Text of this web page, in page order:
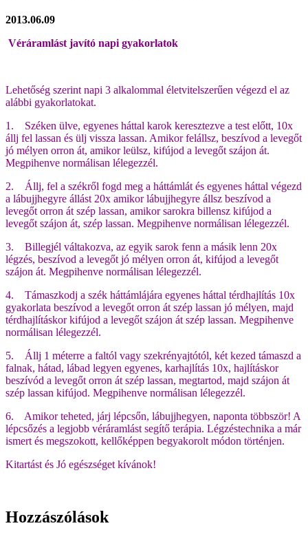
2013.06.09
Véráramlást javító napi gyakorlatok
Lehetőség szerint napi 3 alkalommal életvitelszerűen végezd el az
alábbi gyakorlatokat.
1.
Széken ülve, egyenes háttal karok keresztezve a test előtt, 10x
állj fel lassan és ülj vissza lassan. Amikor felállsz, beszívod a levegőt
jó mélyen orron át, amikor leülsz, kifújod a levegőt szájon át.
Megpihenve normálisan lélegezzél.
2.
Állj, fel a székről fogd meg a háttámlát és egyenes háttal végezd
a lábujjhegyre állást 20x amikor lábujjhegyre állsz beszívod a
levegőt orron át szép lassan, amikor sarokra billensz kifújod a
levegőt szájon át, szép lassan. Megpihenve normálisan lélegezzél.
3.
Billegjél váltakozva, az egyik sarok fenn a másik lenn 20x
légzés, beszívod a levegőt jó mélyen orron át, kifújod a levegőt
szájon át. Megpihenve normálisan lélegezzél.
4.
Támaszkodj a szék háttámlájára egyenes háttal térdhajlítás 10x
gyakorlata beszívod a levegőt orron át szép lassan jó mélyen, majd
térdhajlításkor kifújod a levegőt szájon át szép lassan. Megpihenve
normálisan lélegezzél.
5.
Állj 1 méterre a faltól vagy szekrényajtótól, két kezed támaszd a
falnak, hátad, lábad legyen egyenes, karhajlítás 10x, hajlításkor
beszívód a levegőt orron át szép lassan, megtartod, majd szájon át
szép lassan kifújod. Megpihenve normálisan lélegezzél.
6.
Amikor teheted, járj lépcsőn, lábujjhegyen, naponta többször! A
lépcsőzés a legjobb véráramlást segítő terápia. Légzéstechnika a már
ismert és megszokott, kellőképpen begyakorolt módon történjen.
Kitartást és Jó egészséget kívánok!
Hozzászólások